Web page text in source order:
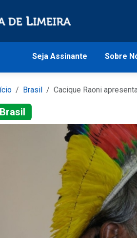
Seja Assinante Sobre
Brasil Cacique Raoni
Brasil